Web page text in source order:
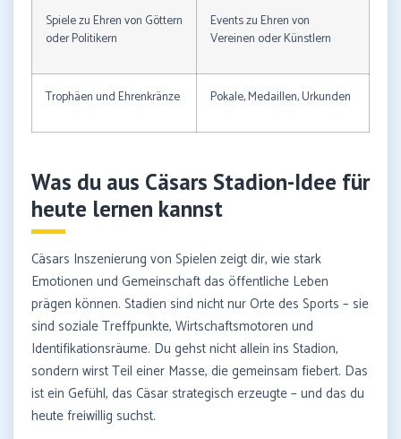
Spiele zu Ehren von Göttern
oder Politikern
Events zu Ehren von
Vereinen oder Künstlern
Trophäen und Ehrenkränze Pokale, Medaillen, Urkunden
Was du aus Cäsars Stadion-Idee für
heute lernen kannst
Cäsars Inszenierung von Spielen zeigt dir, wie stark
Emotionen und Gemeinschaft das öffentliche Leben
prägen können. Stadien sind nicht nur Orte des Sports – sie
sind soziale Treffpunkte, Wirtschaftsmotoren und
Identifikationsräume. Du gehst nicht allein ins Stadion,
sondern wirst Teil einer Masse, die gemeinsam fiebert. Das
ist ein Gefühl, das Cäsar strategisch erzeugte – und das du
heute freiwillig suchst.